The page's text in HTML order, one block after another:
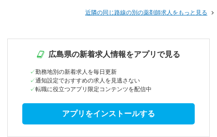
近隣の同じ路線の別の薬剤師求人をもっと見る
広島県の新着求人情報をアプリで見る
勤務地別の新着求人を毎日更新
通知設定でおすすめの求人を見逃さない
転職に役立つアプリ限定コンテンツを配信中
アプリをインストールする